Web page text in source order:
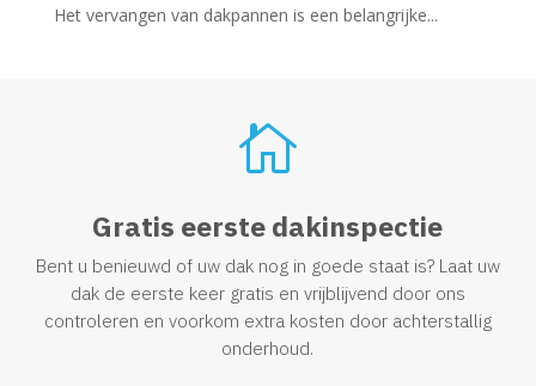
Het vervangen van dakpannen is een belangrijke...

Gratis eerste dakinspectie
Bent u benieuwd of uw dak nog in goede staat is? Laat uw
dak de eerste keer gratis en vrijblijvend door ons
controleren en voorkom extra kosten door achterstallig
onderhoud.